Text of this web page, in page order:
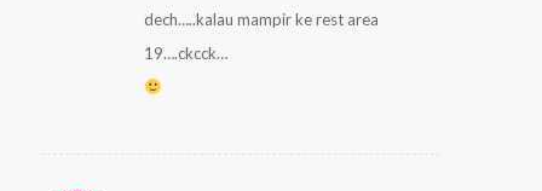
dech…..kalau mampir ke rest area
19….ckcck…